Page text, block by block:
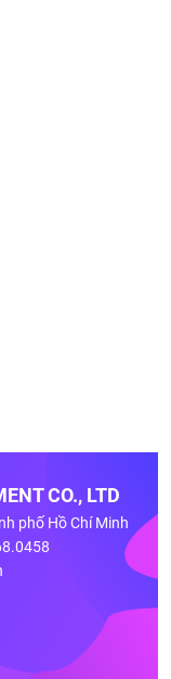
CO., LTD
phố Hồ Chí Minh